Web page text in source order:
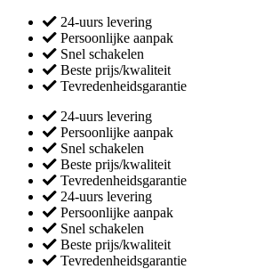
24-uurs levering
Persoonlijke aanpak
Snel schakelen
Beste prijs/kwaliteit
Tevredenheidsgarantie
24-uurs levering
Persoonlijke aanpak
Snel schakelen
Beste prijs/kwaliteit
Tevredenheidsgarantie
24-uurs levering
Persoonlijke aanpak
Snel schakelen
Beste prijs/kwaliteit
Tevredenheidsgarantie